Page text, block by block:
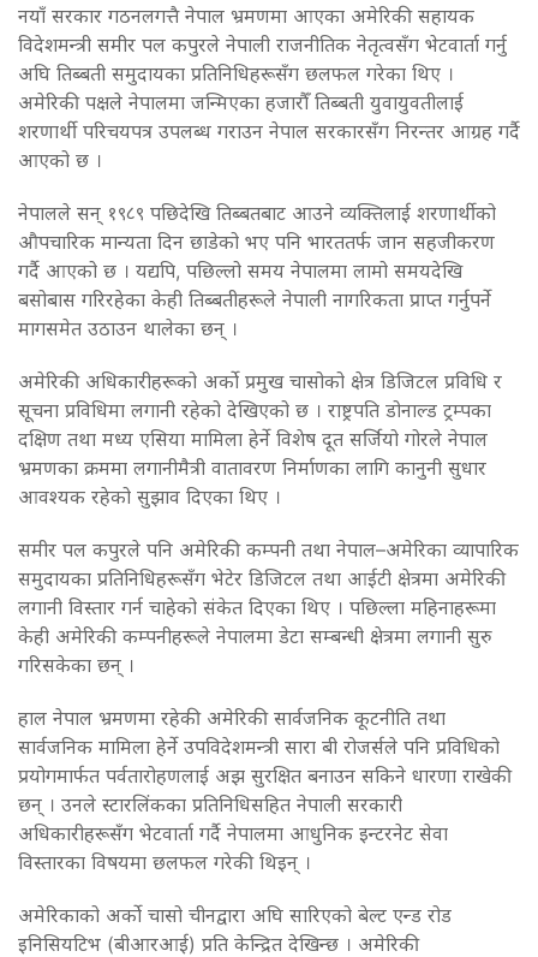
नयाँ सरकार गठनलगत्तै नेपाल भ्रमणमा आएका अमेरिकी सहायक
विदेशमन्त्री समीर पल कपुरले नेपाली राजनीतिक नेतृत्वसँग भेटवार्ता गर्नु
अघि तिब्बती समुदायका प्रतिनिधिहरूसँग छलफल गरेका थिए ।
अमेरिकी पक्षले नेपालमा जन्मिएका हजारौँ तिब्बती युवायुवतीलाई
शरणार्थी परिचयपत्र उपलब्ध गराउन नेपाल सरकारसँग निरन्तर आग्रह गर्दै
आएको छ ।
नेपालले सन् १९८९ पछिदेखि तिब्बतबाट आउने व्यक्तिलाई शरणार्थीको
औपचारिक मान्यता दिन छाडेको भए पनि भारततर्फ जान सहजीकरण
गर्दै आएको छ । यद्यपि, पछिल्लो समय नेपालमा लामो समयदेखि
बसोबास गरिरहेका केही तिब्बतीहरूले नेपाली नागरिकता प्राप्त गर्नुपर्ने
मागसमेत उठाउन थालेका छन् ।
अमेरिकी अधिकारीहरूको अर्को प्रमुख चासोको क्षेत्र डिजिटल प्रविधि र
सूचना प्रविधिमा लगानी रहेको देखिएको छ । राष्ट्रपति डोनाल्ड ट्रम्पका
दक्षिण तथा मध्य एसिया मामिला हेर्ने विशेष दूत सर्जियो गोरले नेपाल
भ्रमणका क्रममा लगानीमैत्री वातावरण निर्माणका लागि कानुनी सुधार
आवश्यक रहेको सुझाव दिएका थिए ।
समीर पल कपुरले पनि अमेरिकी कम्पनी तथा नेपाल–अमेरिका व्यापारिक
समुदायका प्रतिनिधिहरूसँग भेटेर डिजिटल तथा आईटी क्षेत्रमा अमेरिकी
लगानी विस्तार गर्न चाहेको संकेत दिएका थिए । पछिल्ला महिनाहरूमा
केही अमेरिकी कम्पनीहरूले नेपालमा डेटा सम्बन्धी क्षेत्रमा लगानी सुरु
गरिसकेका छन् ।
हाल नेपाल भ्रमणमा रहेकी अमेरिकी सार्वजनिक कूटनीति तथा
सार्वजनिक मामिला हेर्ने उपविदेशमन्त्री सारा बी रोजर्सले पनि प्रविधिको
प्रयोगमार्फत पर्वतारोहणलाई अझ सुरक्षित बनाउन सकिने धारणा राखेकी
छन् । उनले स्टारलिंकका प्रतिनिधिसहित नेपाली सरकारी
अधिकारीहरूसँग भेटवार्ता गर्दै नेपालमा आधुनिक इन्टरनेट सेवा
विस्तारका विषयमा छलफल गरेकी थिइन् ।
अमेरिकाको अर्को चासो चीनद्वारा अघि सारिएको बेल्ट एन्ड रोड
इनिसियटिभ (बीआरआई) प्रति केन्द्रित देखिन्छ । अमेरिकी